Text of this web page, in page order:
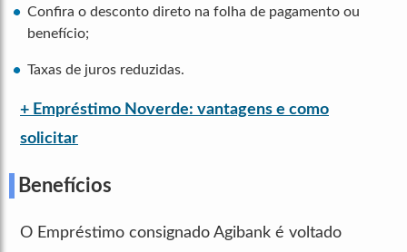
Confira o desconto direto na folha de pagamento ou
benefício;
Taxas de juros reduzidas.
+ Empréstimo Noverde: vantagens e como
solicitar
Benefícios
O Empréstimo consignado Agibank é voltado